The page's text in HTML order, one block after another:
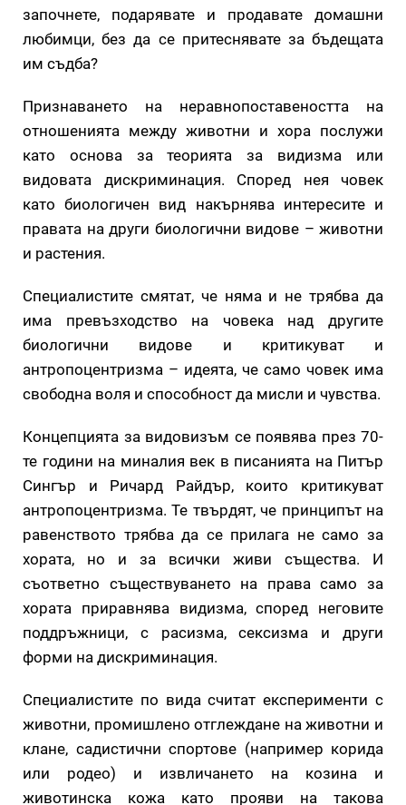
започнете, подарявате и продавате домашни
любимци, без да се притеснявате за бъдещата
им съдба?
Признаването на неравнопоставеността на
отношенията между животни и хора послужи
като основа за теорията за видизма или
видовата дискриминация. Според нея човек
като биологичен вид накърнява интересите и
правата на други биологични видове – животни
и растения.
Специалистите смятат, че няма и не трябва да
има превъзходство на човека над другите
биологични видове и критикуват и
антропоцентризма – идеята, че само човек има
свободна воля и способност да мисли и чувства.
Концепцията за видовизъм се появява през 70-
те години на миналия век в писанията на Питър
Сингър и Ричард Райдър, които критикуват
антропоцентризма. Те твърдят, че принципът на
равенството трябва да се прилага не само за
хората, но и за всички живи същества. И
съответно съществуването на права само за
хората приравнява видизма, според неговите
поддръжници, с расизма, сексизма и други
форми на дискриминация.
Специалистите по вида считат експерименти с
животни, промишлено отглеждане на животни и
клане, садистични спортове (например корида
или родео) и извличането на козина и
животинска кожа като прояви на такова